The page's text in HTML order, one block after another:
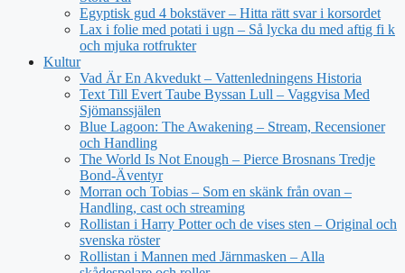
Egyptisk gud 4 bokstäver – Hitta rätt svar i korsordet
Lax i folie med potati i ugn – Så lycka du med aftig fi k
och mjuka rotfrukter
Kultur
Vad Är En Akvedukt – Vattenledningens Historia
Text Till Evert Taube Byssan Lull – Vaggvisa Med
Sjömanssjälen
Blue Lagoon: The Awakening – Stream, Recensioner
och Handling
The World Is Not Enough – Pierce Brosnans Tredje
Bond-Äventyr
Morran och Tobias – Som en skänk från ovan –
Handling, cast och streaming
Rollistan i Harry Potter och de vises sten – Original och
svenska röster
Rollistan i Mannen med Järnmasken – Alla